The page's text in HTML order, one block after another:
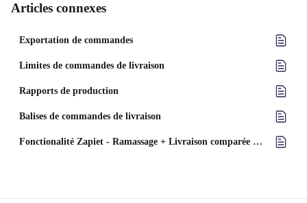
Articles connexes
Exportation de commandes
Limites de commandes de livraison
Rapports de production
Balises de commandes de livraison
Fonctionalité Zapiet - Ramassage + Livraison comparée à Zapiet Eats